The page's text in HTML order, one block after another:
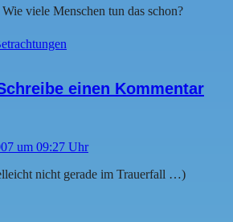
viele Menschen tun das schon?
einen Kommentar
um 09:27 Uhr
nicht gerade im Trauerfall …)